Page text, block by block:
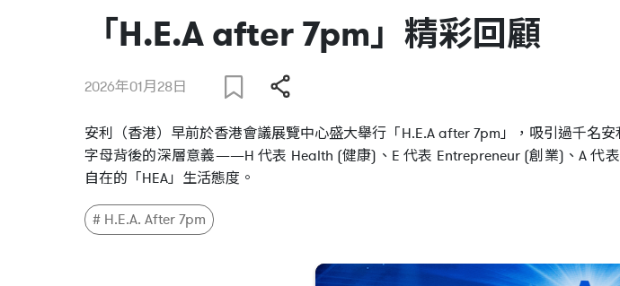
「H.E.A after 7pm」精彩回顧
2026年01月28日
安利（香港）早前於香港會議展覽中心盛大舉行「H.E.A after 7pm」，吸引過千名
字母背後的深層意義——H 代表 Health (健康)、E 代表 Entrepreneur (創業)、A 代
自在的「HEA」生活態度。
# H.E.A. After 7pm